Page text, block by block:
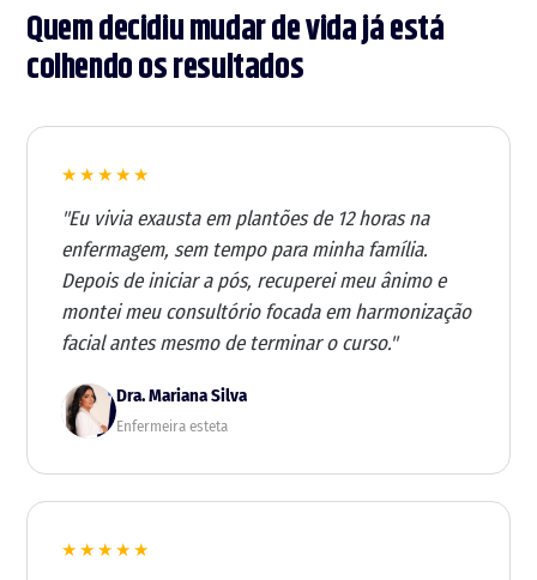
Quem decidiu mudar de vida já está
colhendo os resultados
★★★★★
"Eu vivia exausta em plantões de 12 horas na
enfermagem, sem tempo para minha família.
Depois de iniciar a pós, recuperei meu ânimo e
montei meu consultório focada em harmonização
facial antes mesmo de terminar o curso."
img/depoim
ento-1.png
Dra. Mariana Silva
Enfermeira esteta
★★★★★